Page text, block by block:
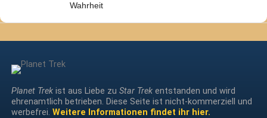
Wahrheit
Planet Trekist aus Liebe zu Star Trekentstanden und wird
ehrenamtlich betrieben. Diese Seite ist nicht-kommerziell und
werbefrei. Weitere Informationen findet ihr hier.